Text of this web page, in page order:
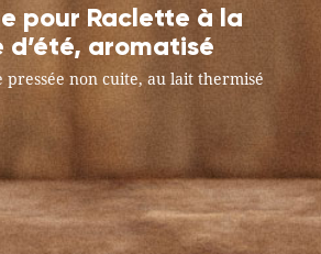
pour Raclette à la
d’été, aromatisé
pressée non cuite, au lait thermisé